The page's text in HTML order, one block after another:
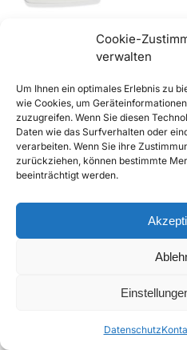
Cookie-
verwalten
Um Ihnen ein optimales Erlebnis zu
wie Cookies, um
zuzugreifen. Wenn Sie diesen
Daten wie das Surfverhalten oder
verarbeiten. Wenn Sie ihre
zurückziehen, können bestimmte
beeinträchtigt werden.
Datenschutz
356 A, BT5 Coupe und B, C
Cabrio Sonnenblenden
€99,90 inkl. Mwst
Enthält 20% Mwst
zzgl.Versand
Lieferzeit: Sofort lieferbar
In den Warenkorb
Einzelnes Ergebnis wird angezeigt